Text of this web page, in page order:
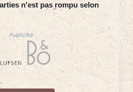
n'est pas rompu selon
Publicité